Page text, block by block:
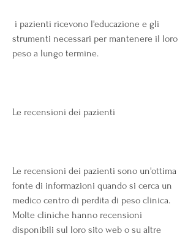
strumenti necessari per mantenere il loro
peso a lungo termine.
Le recensioni dei pazienti
Le recensioni dei pazienti sono un'ottima
fonte di informazioni quando si cerca un
medico centro di perdita di peso clinica.
Molte cliniche hanno recensioni
disponibili sul loro sito web o su altre